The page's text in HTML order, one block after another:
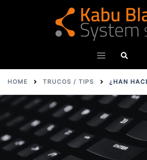
HOME TRUCOS / TIPS ¿HAN